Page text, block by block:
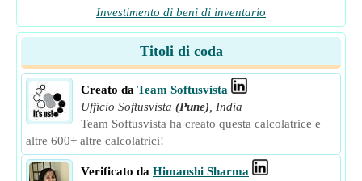
Investimento di beni di inventario
Titoli di coda
Creato da Team Softusvista
Ufficio Softusvista (Pune)
India
Team Softusvista ha creato questa calcolatrice e
altre 600+ altre calcolatrici!
Verificato da Himanshi Sharma